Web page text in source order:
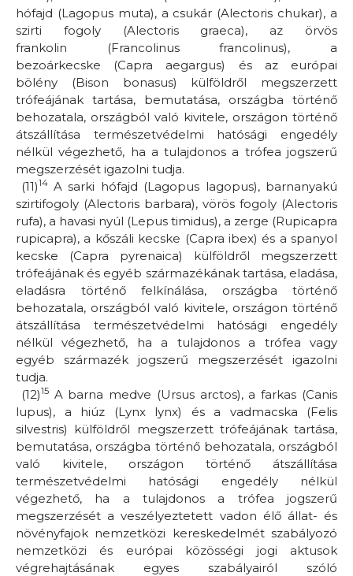
hófajd (Lagopus muta), a csukár (Alectoris chukar), a
szirti fogoly
(Alectoris graeca), az örvös
frankolin
(Francolinus francolinus), a
bezoárkecske (Capra aegargus) és az európai
bölény
(Bison bonasus) külföldről megszerzett
trófeájának tartása, bemutatása, országba történő
behozatala, országból való kivitele, országon történő
átszállítása természetvédelmi hatósági engedély
nélkül végezhető, ha a tulajdonos a trófea jogszerű
megszerzését igazolni tudja.
(11)14 A sarki hófajd (Lagopus lagopus), barnanyakú
szirtifogoly (Alectoris barbara), vörös fogoly (Alectoris
rufa), a havasi nyúl (Lepus timidus), a zerge (Rupicapra
rupicapra), a kőszáli kecske (Capra ibex) és a spanyol
kecske
(Capra pyrenaica) külföldről megszerzett
trófeájának és egyéb származékának tartása, eladása,
eladásra történő felkínálása, országba történő
behozatala, országból való kivitele, országon történő
átszállítása természetvédelmi hatósági engedély
nélkül végezhető, ha a tulajdonos a trófea vagy
egyéb származék jogszerű megszerzését igazolni
tudja.
(12)15A barna medve (Ursus arctos), a farkas (Canis
lupus), a hiúz (Lynx lynx) és a vadmacska
(Felis
silvestris) külföldről megszerzett trófeájának tartása,
bemutatása, országba történő behozatala, országból
való kivitele, országon történő átszállítása
természetvédelmi hatósági engedély nélkül
végezhető, ha a tulajdonos a trófea jogszerű
megszerzését a veszélyeztetett vadon élő állat- és
növényfajok nemzetközi kereskedelmét szabályozó
nemzetközi és európai közösségi jogi aktusok
végrehajtásának egyes szabályairól szóló